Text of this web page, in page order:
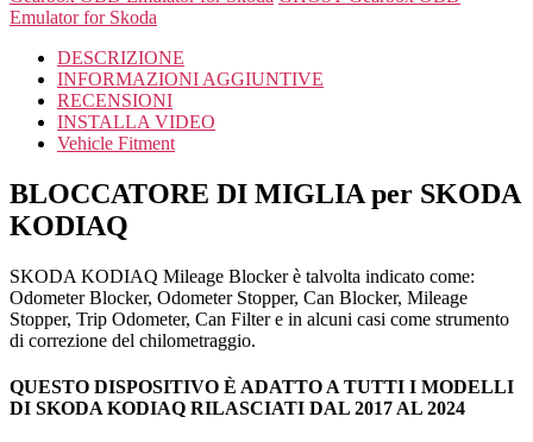
Emulator for Skoda
DESCRIZIONE
INFORMAZIONI AGGIUNTIVE
RECENSIONI
INSTALLA VIDEO
Vehicle Fitment
BLOCCATORE DI MIGLIA per SKODA
KODIAQ
SKODA KODIAQ Mileage Blocker è talvolta indicato come:
Odometer Blocker, Odometer Stopper, Can Blocker, Mileage
Stopper, Trip Odometer, Can Filter e in alcuni casi come strumento
di correzione del chilometraggio.
QUESTO DISPOSITIVO È ADATTO A TUTTI I MODELLI
DI SKODA KODIAQ RILASCIATI DAL 2017 AL 2024